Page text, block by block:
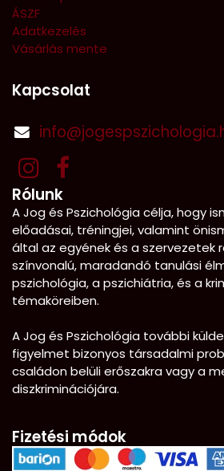
ÁSZF
Adatkezelés
Vásárlás mente
Kapcsolat
Rólunk
A Jog és Pszichológia célja, hogy
előadásai, tréningjei, valamint
által az egyének és a szervezetek
színvonalú, maradandó tanulási
pszichológia, a pszichiátria, és a
témaköreiben.
A Jog és Pszichológia további
figyelmet bizonyos társadalmi
családon belüli erőszakra vagy a
diszkriminációjára.
Fizetési módok